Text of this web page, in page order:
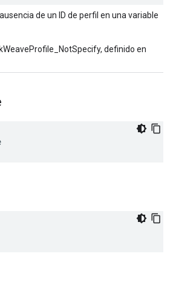
de un ID de perfil en una variable
definido en